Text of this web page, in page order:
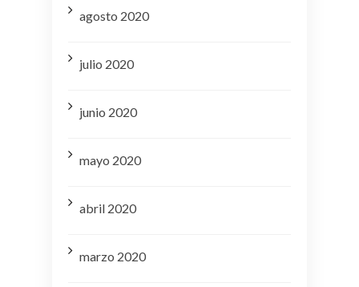
agosto 2020
julio 2020
junio 2020
mayo 2020
abril 2020
marzo 2020